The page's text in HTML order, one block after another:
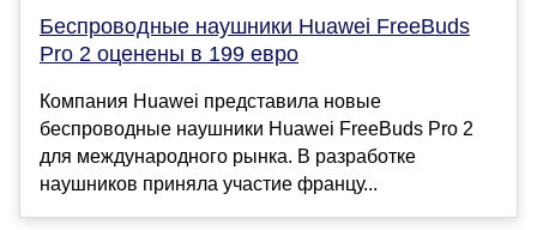
Беспроводные наушники Huawei FreeBuds
Pro 2 оценены в 199 евро
Компания Huawei представила новые
беспроводные наушники Huawei FreeBuds Pro 2
для международного рынка. В разработке
наушников приняла участие францу...